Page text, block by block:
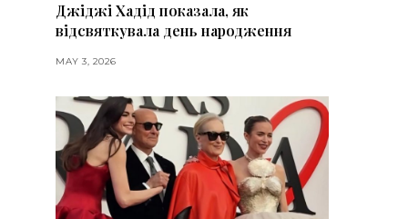
Джіджі Хадід показала, як
відсвяткувала день народження
MAY 3, 2026